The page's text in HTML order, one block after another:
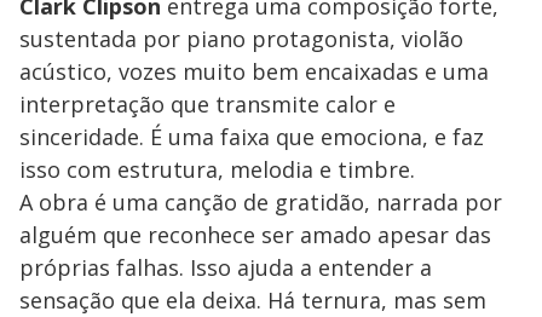
Clark Clipson entrega uma composição forte,
sustentada por piano protagonista, violão
acústico, vozes muito bem encaixadas e uma
interpretação que transmite calor e
sinceridade. É uma faixa que emociona, e faz
isso com estrutura, melodia e timbre.
A obra é uma canção de gratidão, narrada por
alguém que reconhece ser amado apesar das
próprias falhas. Isso ajuda a entender a
sensação que ela deixa. Há ternura, mas sem